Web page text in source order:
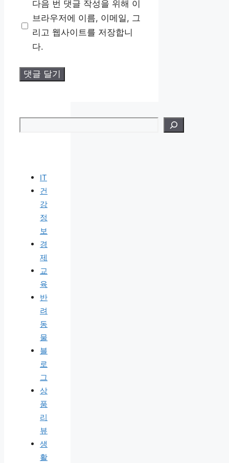
트
다음 번 댓글 작성을 위해 이
브라우저에 이름, 이메일, 그
리고 웹사이트를 저장합니
다.
IT
건
강
정
보
경
제
교
육
반
려
동
물
블
로
그
상
품
리
뷰
생
활